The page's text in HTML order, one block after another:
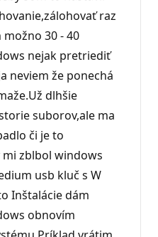
raz
30 - 40
nejak pretriediť
neviem že ponechá
dlhšie
suborov,ale ma
či je to
zblbol windows
usb kluč s W
Inštalácie dám
obnovím